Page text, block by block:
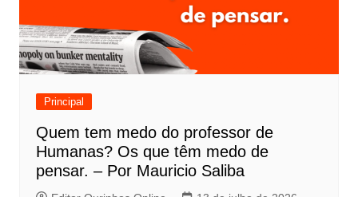
Principal
Quem tem medo do professor de
Humanas? Os que têm medo de
pensar. – Por Mauricio Saliba